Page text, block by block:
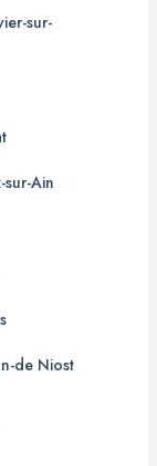
sur-
Ain
de Niost